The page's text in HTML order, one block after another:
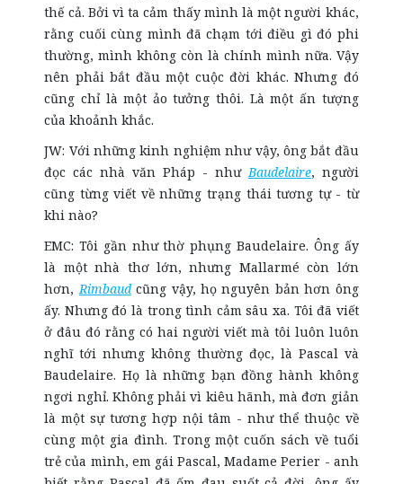
thế cả. Bởi vì ta cảm thấy mình là một người khác,
rằng cuối cùng mình đã chạm tới điều gì đó phi
thường, mình không còn là chính mình nữa. Vậy
nên phải bắt đầu một cuộc đời khác. Nhưng đó
cũng chỉ là một ảo tưởng thôi. Là một ấn tượng
của khoảnh khắc.
JW: Với những kinh nghiệm như vậy, ông bắt đầu
đọc các nhà văn Pháp - nhưBaudelaire, người
cũng từng viết về những trạng thái tương tự - từ
khi nào?
EMC: Tôi gần như thờ phụng Baudelaire. Ông ấy
là một nhà thơ lớn, nhưng Mallarmé còn lớn
hơn,Rimbaudcũng vậy, họ nguyên bản hơn ông
ấy. Nhưng đó là trong tình cảm sâu xa. Tôi đã viết
ở đâu đó rằng có hai người viết mà tôi luôn luôn
nghĩ tới nhưng không thường đọc, là Pascal và
Baudelaire. Họ là những bạn đồng hành không
ngơi nghỉ. Không phải vì kiêu hãnh, mà đơn giản
là một sự tương hợp nội tâm - như thể thuộc về
cùng một gia đình. Trong một cuốn sách về tuổi
trẻ của mình, em gái Pascal, Madame Perier - anh